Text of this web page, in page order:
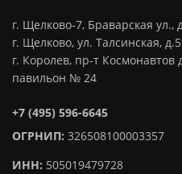
г. Щелково-7, Браварская ул.,
г. Щелково, ул. Талсинская,
г. Королев, пр-т
павильон № 24
+7 (495) 596-6645
ОГРНИП: 326508100003357
ИНН: 505019479728